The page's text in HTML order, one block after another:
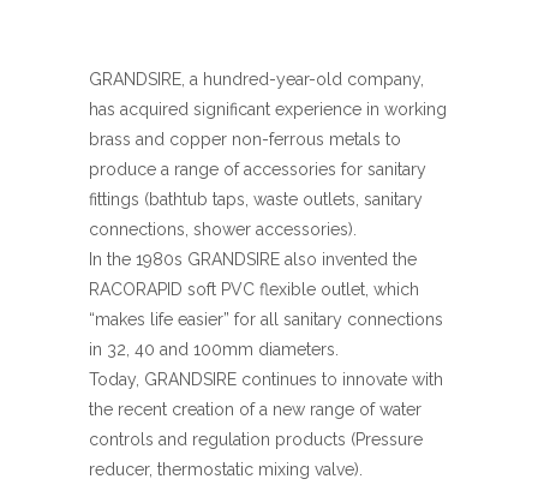
GRANDSIRE, a hundred-year-old company,
has acquired significant experience in working
brass and copper non-ferrous metals to
produce a range of accessories for sanitary
fittings (bathtub taps, waste outlets, sanitary
connections, shower accessories).
In the 1980s GRANDSIRE also invented the
RACORAPID soft PVC flexible outlet, which
“makes life easier” for all sanitary connections
in 32, 40 and 100mm diameters.
Today, GRANDSIRE continues to innovate with
the recent creation of a new range of water
controls and regulation products (Pressure
reducer, thermostatic mixing valve).